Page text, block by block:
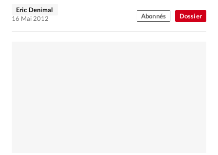
Dossier
Eric Denimal
16 Mai 2012
Abonnés